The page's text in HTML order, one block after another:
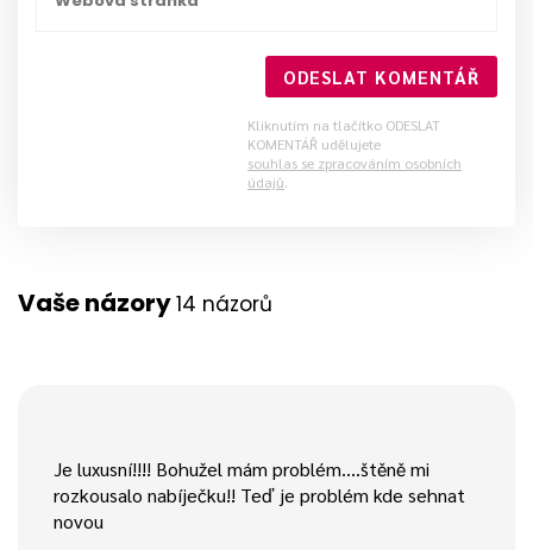
ODESLAT KOMENTÁŘ
Kliknutím na tlačítko ODESLAT
KOMENTÁŘ udělujete
souhlas se zpracováním osobních
údajů.
Vaše názory14 názorů
Je luxusní!!!! Bohužel mám problém….štěně mi
rozkousalo nabíječku!! Teď je problém kde sehnat
novou